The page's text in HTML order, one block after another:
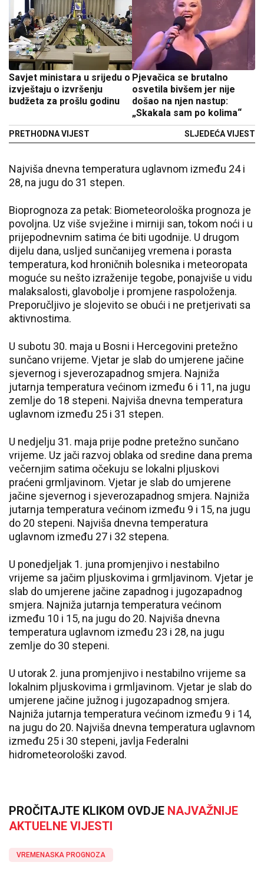
Savjet ministara u srijedu o
izvještaju o izvršenju
budžeta za prošlu godinu
PRETHODNA VIJEST
Pjevačica se brutalno
osvetila bivšem jer nije
došao na njen nastup:
„Skakala sam po kolima“
SLJEDEĆA VIJEST
Najviša dnevna temperatura uglavnom između 24 i
28, na jugu do 31 stepen.
Bioprognoza za petak: Biometeorološka prognoza je
povoljna. Uz više svježine i mirniji san, tokom noći i u
prijepodnevnim satima će biti ugodnije. U drugom
dijelu dana, usljed sunčanijeg vremena i porasta
temperatura, kod hroničnih bolesnika i meteoropata
moguće su nešto izraženije tegobe, ponajviše u vidu
malaksalosti, glavobolje i promjene raspoloženja.
Preporučljivo je slojevito se obući i ne pretjerivati sa
aktivnostima.
U subotu 30. maja u Bosni i Hercegovini pretežno
sunčano vrijeme. Vjetar je slab do umjerene jačine
sjevernog i sjeverozapadnog smjera. Najniža
jutarnja temperatura većinom između 6 i 11, na jugu
zemlje do 18 stepeni. Najviša dnevna temperatura
uglavnom između 25 i 31 stepen.
U nedjelju 31. maja prije podne pretežno sunčano
vrijeme. Uz jači razvoj oblaka od sredine dana prema
večernjim satima očekuju se lokalni pljuskovi
praćeni grmljavinom. Vjetar je slab do umjerene
jačine sjevernog i sjeverozapadnog smjera. Najniža
jutarnja temperatura većinom između 9 i 15, na jugu
do 20 stepeni. Najviša dnevna temperatura
uglavnom između 27 i 32 stepena.
U ponedjeljak 1. juna promjenjivo i nestabilno
vrijeme sa jačim pljuskovima i grmljavinom. Vjetar je
slab do umjerene jačine zapadnog i jugozapadnog
smjera. Najniža jutarnja temperatura većinom
između 10 i 15, na jugu do 20. Najviša dnevna
temperatura uglavnom između 23 i 28, na jugu
zemlje do 30 stepeni.
U utorak 2. juna promjenjivo i nestabilno vrijeme sa
lokalnim pljuskovima i grmljavinom. Vjetar je slab do
umjerene jačine južnog i jugozapadnog smjera.
Najniža jutarnja temperatura većinom između 9 i 14,
na jugu do 20. Najviša dnevna temperatura uglavnom
između 25 i 30 stepeni, javlja Federalni
hidrometeorološki zavod.
PROČITAJTE KLIKOM OVDJE NAJVAŽNIJE
AKTUELNE VIJESTI
VREMENASKA PROGNOZA